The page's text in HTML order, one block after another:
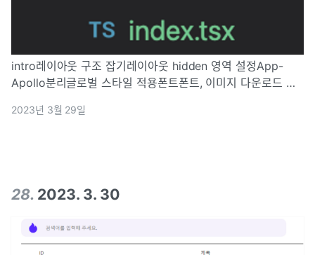
intro레이아웃 구조 잡기레이아웃 hidden 영역 설정App-
Apollo분리글로벌 스타일 적용폰트폰트, 이미지 다운로드 과
뻔?글로벌 스타일로 한방에폰트 바꿔보자app.tsx의 작동 원
2023년 3월 29일
28. 2023. 3. 30